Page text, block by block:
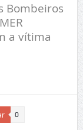
Bombeiros
a vítima
0